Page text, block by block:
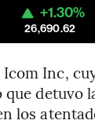
+1.30%
26,690.62
Inc,
detuvo
los